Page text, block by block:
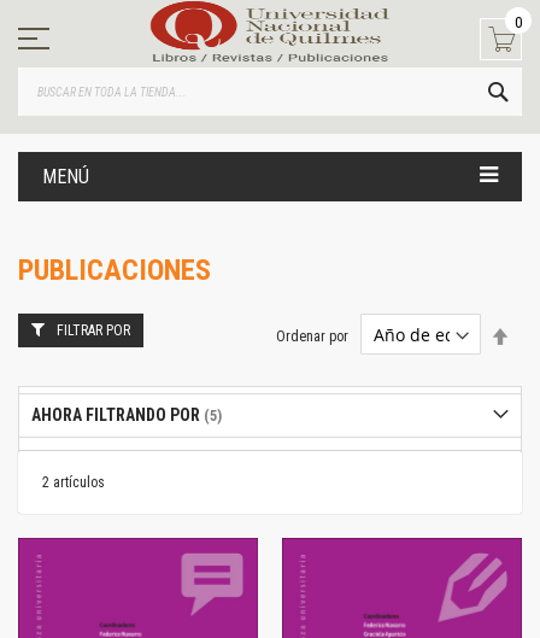
contenido
0
MENÚ
PUBLICACIONES
2 artículos
Ordenar por
FILTRAR POR
AHORA FILTRANDO POR